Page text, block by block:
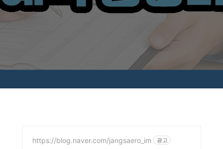
https://blog.naver.com/jangsaero_im 광고